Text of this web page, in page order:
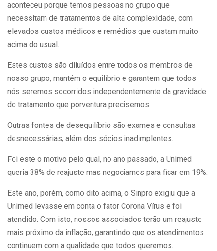
aconteceu porque temos pessoas no grupo que
necessitam de tratamentos de alta complexidade, com
elevados custos médicos e remédios que custam muito
acima do usual.
Estes custos são diluídos entre todos os membros de
nosso grupo, mantém o equilíbrio e garantem que todos
nós seremos socorridos independentemente da gravidade
do tratamento que porventura precisemos.
Outras fontes de desequilíbrio são exames e consultas
desnecessárias, além dos sócios inadimplentes.
Foi este o motivo pelo qual, no ano passado, a Unimed
queria 38% de reajuste mas negociamos para ficar em 19%.
Este ano, porém, como dito acima, o Sinpro exigiu que a
Unimed levasse em conta o fator Corona Vírus e foi
atendido. Com isto, nossos associados terão um reajuste
mais próximo da inflação, garantindo que os atendimentos
continuem com a qualidade que todos queremos.